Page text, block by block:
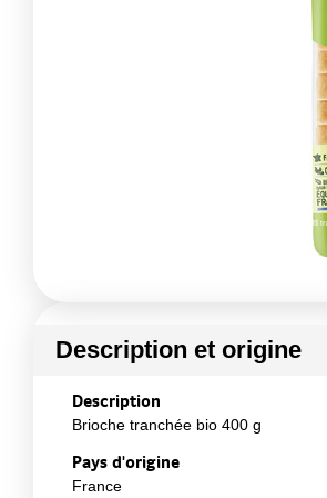
Description et origine
Description
Brioche tranchée bio 400 g
Pays d'origine
France